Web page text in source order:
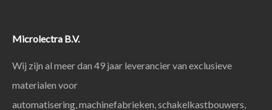
Microlectra B.V.
Wij zijn al meer dan 49 jaar leverancier van exclusieve
materialen voor
automatisering, machinefabrieken, schakelkastbouwers,